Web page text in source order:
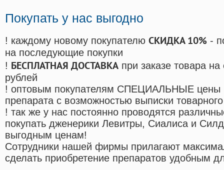
Покупать у нас выгодно
! каждому новому покупателю СКИДКА 10% -
на последующие покупки
! БЕСПЛАТНАЯ ДОСТАВКА при заказе товара
рублей
! оптовым покупателям СПЕЦИАЛЬНЫЕ цены
препарата с возможностью выписки
! так же у нас постоянно проводятся
покупать дженерики Левитры, Сиалиса и
выгодным ценам!
Cотрудники нашей фирмы прилагают
сделать приобретение препаратов удобным